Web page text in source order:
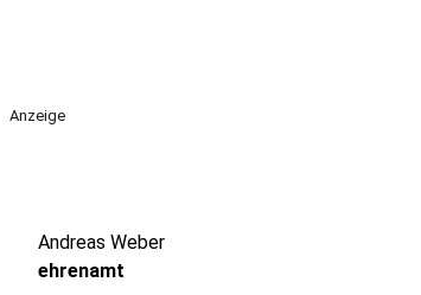
Anzeige
Andreas Weber
ehrenamt